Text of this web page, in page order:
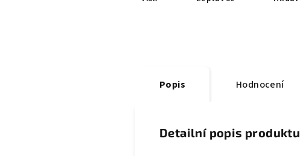
Popis Hodnocení
Detailní popis produktu